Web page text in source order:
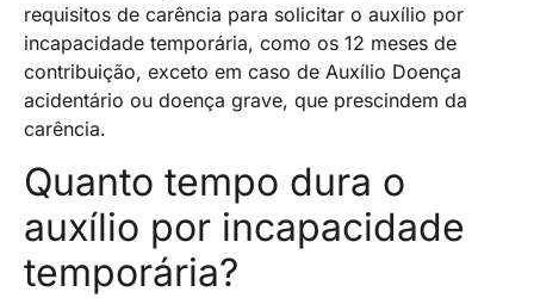
requisitos de carência para solicitar o auxílio por
incapacidade temporária, como os 12 meses de
contribuição, exceto em caso de Auxílio Doença
acidentário ou doença grave, que prescindem da
carência.
Quanto tempo dura o
auxílio por incapacidade
temporária?